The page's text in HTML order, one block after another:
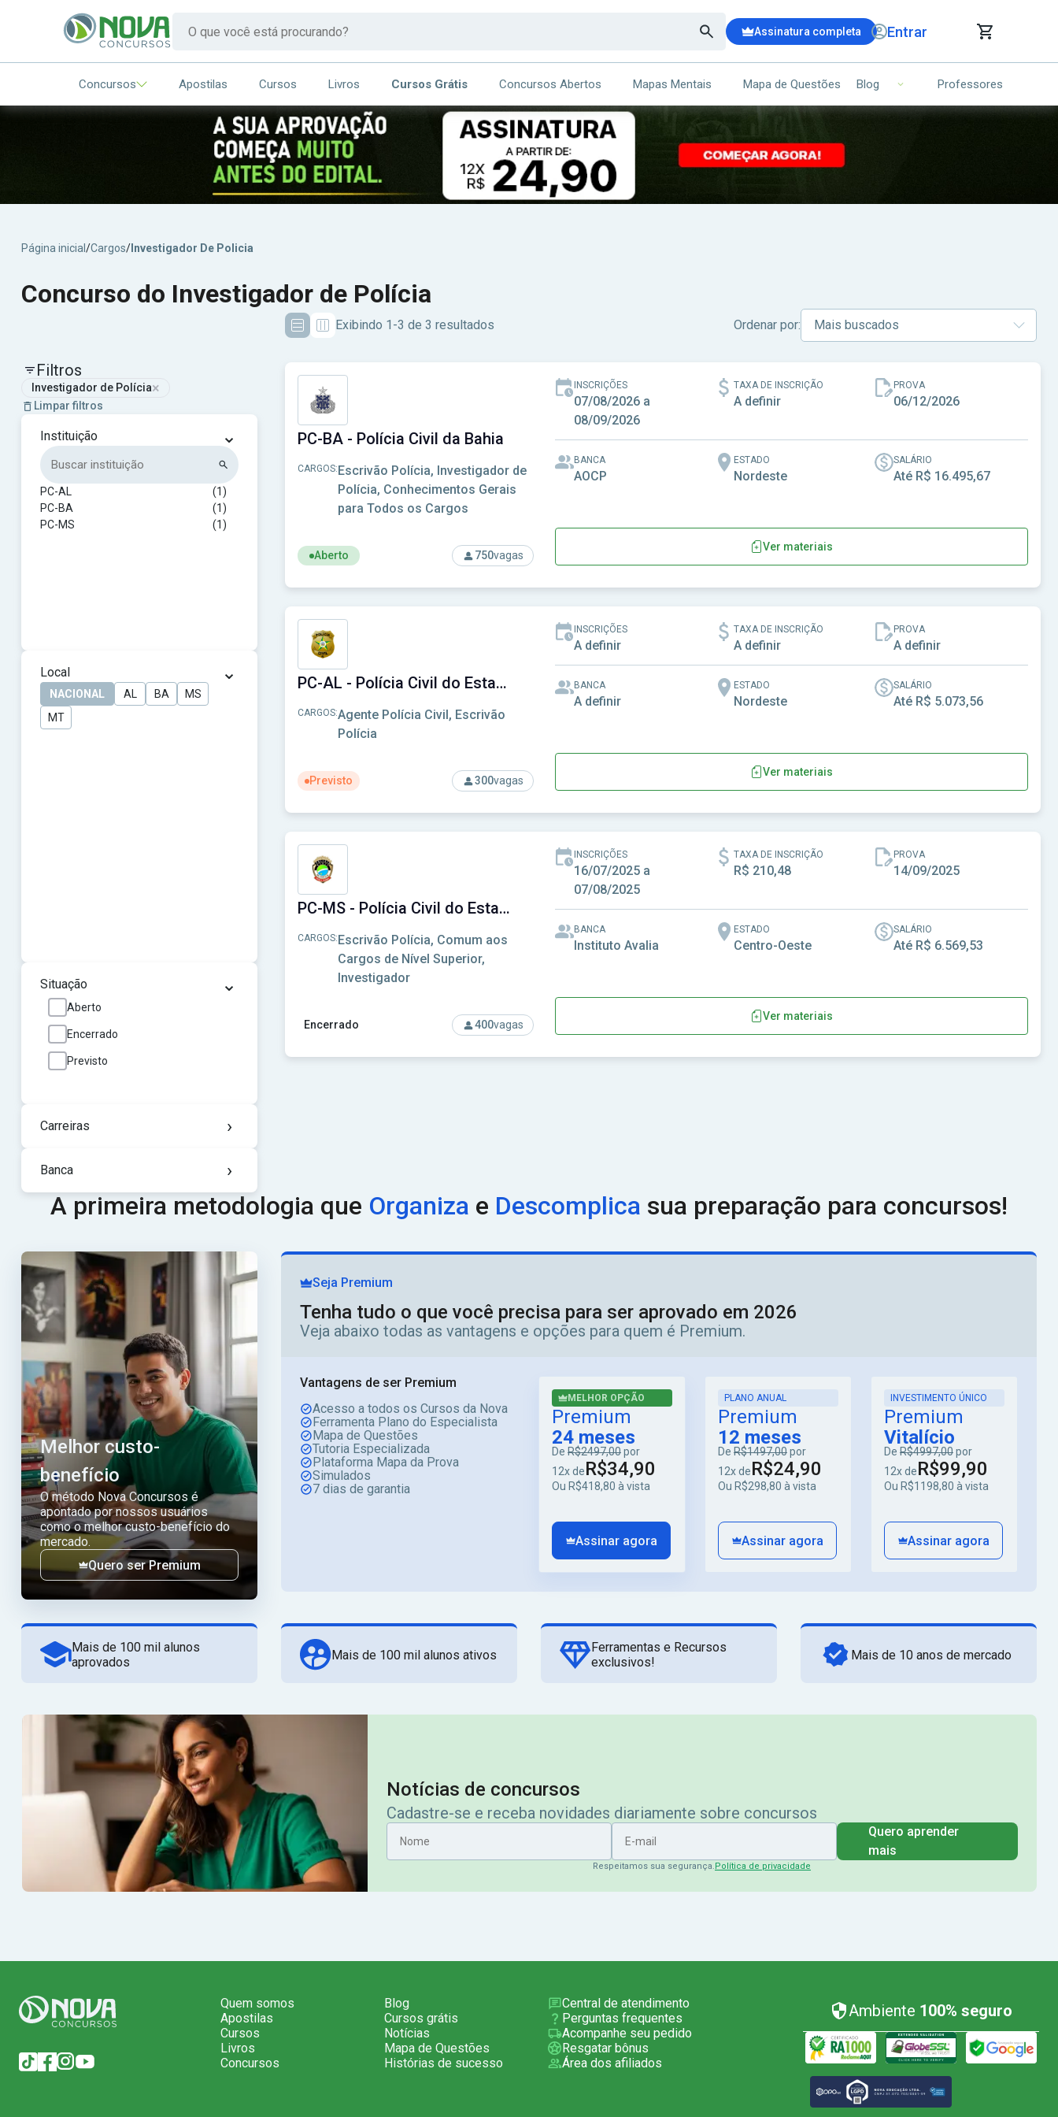
Assinatura completa Entrar
CARRINHO DE COMPRAS
ITENS (00)
Seu carrinho ainda está vazio.
Concursos Apostilas Cursos Livros Cursos Grátis Concursos Abertos Mapas Mentais Mapa de Questões Blog Professores
Página inicial /Cargos/ Investigador De Policia
Concurso do Investigador de Polícia
Exibindo 1-3 de 3 resultados Ordenar por:
Filtros
Investigador de Polícia×
Limpar filtros
Instituição ⌄
PC-AL
(1)
PC-BA
(1)
PC-MS
(1)
Local ⌄
NACIONAL AL BA
MS
MT
Situação ⌄
Aberto
Encerrado
Previsto
Carreiras ›
Banca ›
Aberto 750vagas
PC-BA - Polícia Civil da Bahia
CARGOS:Escrivão Polícia, Investigador de
Polícia, Conhecimentos Gerais
para Todos os Cargos
INSCRIÇÕES
07/08/2026 a
08/09/2026
TAXA DE INSCRIÇÃO
A definir
PROVA
06/12/2026
BANCA
AOCP
ESTADO
Nordeste
SALÁRIO
Até R$ 16.495,67
Ver materiais
Previsto 300vagas
PC-AL - Polícia Civil do Estado de Alagoas
CARGOS:Agente Polícia Civil, Escrivão
Polícia
INSCRIÇÕES
A definir
TAXA DE INSCRIÇÃO
A definir
PROVA
A definir
BANCA
A definir
ESTADO
Nordeste
SALÁRIO
Até R$ 5.073,56
Ver materiais
Encerrado 400vagas
PC-MS - Polícia Civil do Estado do Mato Grosso Sul
CARGOS:Escrivão Polícia, Comum aos
Cargos de Nível Superior,
Investigador
INSCRIÇÕES
16/07/2025 a
07/08/2025
TAXA DE INSCRIÇÃO
R$ 210,48
PROVA
14/09/2025
BANCA
Instituto Avalia
ESTADO
Centro-Oeste
SALÁRIO
Até R$ 6.569,53
Ver materiais
A primeira metodologia que Organiza e Descomplica sua preparação para concursos!
Melhor custo-
benefício
O método Nova Concursos é
apontado por nossos usuários
como o melhor custo-benefício do
mercado.
Quero ser Premium
Seja Premium
Tenha tudo o que você precisa para ser aprovado em 2026
Veja abaixo todas as vantagens e opções para quem é Premium.
Vantagens de ser Premium
Acesso a todos os Cursos da Nova
Ferramenta Plano do Especialista
Mapa de Questões
Tutoria Especializada
Plataforma Mapa da Prova
Simulados
7 dias de garantia
MELHOR OPÇÃO
Premium
24 meses
De R$2497,00por
12x deR$34,90
Ou R$418,80 à vista
Assinar agora
PLANO ANUAL
Premium
12 meses
De R$1497,00por
12x deR$24,90
Ou R$298,80 à vista
Assinar agora
INVESTIMENTO ÚNICO
Premium
Vitalício
De R$4997,00por
12x deR$99,90
Ou R$1198,80 à vista
Assinar agora
Mais de 100 mil alunos
aprovados
Mais de 100 mil alunos ativos
Ferramentas e Recursos
exclusivos!
Mais de 10 anos de mercado
Notícias de concursos
Cadastre-se e receba novidades diariamente sobre concursos
Nome
E-mail
Quero aprender
mais
Respeitamos sua segurança.Política de privacidade
Quem somos
Apostilas
Cursos
Livros
Concursos
Blog
Cursos grátis
Notícias
Mapa de Questões
Histórias de sucesso
Central de atendimento
Perguntas frequentes
Acompanhe seu pedido
Resgatar bônus
Área dos afiliados
Ambiente 100% seguro